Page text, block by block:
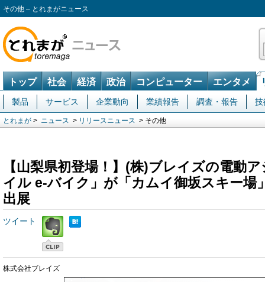
その他 – とれまがニュース
トップ 社会 経済 政治 コンピューター エンタメ
製品 サービス 企業動向 業績報告 調査・報告 技
とれまが > ニュース > リリースニュース > その他
【山梨県初登場！】(株)ブレイズの電動
イル e-バイク」が「カムイ御坂スキー場
出展
ツイート
株式会社ブレイズ